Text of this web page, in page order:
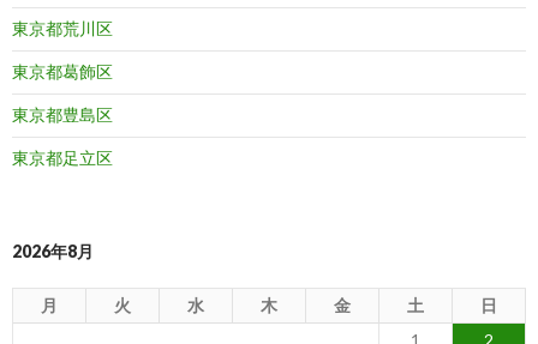
東京都荒川区
東京都葛飾区
東京都豊島区
東京都足立区
2026年8月
月 火 水 木 金 土
日
1
2